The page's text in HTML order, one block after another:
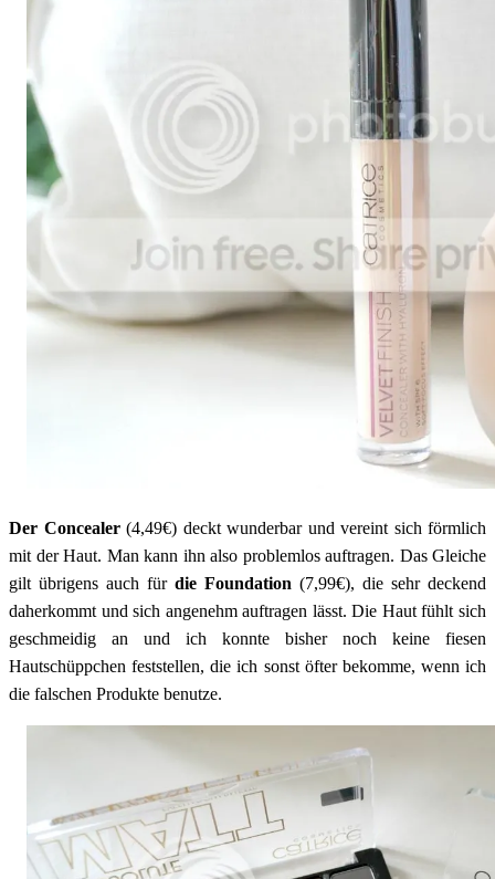
Der Concealer(4,49€) deckt wunderbar und vereint sich förmlich
mit der Haut. Man kann ihn also problemlos auftragen. Das Gleiche
gilt übrigens auch fürdie Foundation (7,99€), die sehr deckend
daherkommt und sich angenehm auftragen lässt. Die Haut fühlt sich
geschmeidig an und ich konnte bisher noch keine fiesen
Hautschüppchen feststellen, die ich sonst öfter bekomme, wenn ich
die falschen Produkte benutze.